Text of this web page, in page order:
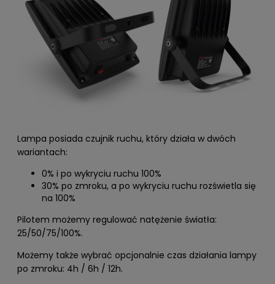
Lampa posiada czujnik ruchu, który działa w dwóch
wariantach:
0% i po wykryciu ruchu 100%
30% po zmroku, a po wykryciu ruchu rozświetla się
na 100%
Pilotem możemy regulować natężenie światła:
25/50/75/100%.
Możemy także wybrać opcjonalnie czas działania lampy
po zmroku: 4h / 6h / 12h.